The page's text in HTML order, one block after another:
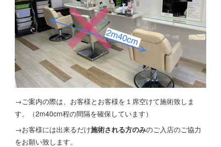
→ご案内の際は、お客様とお客様を１席空けて施術致しま
す。（2m40cm程の間隔を確保しています）
→お客様には出来るだけ施術される方のみのご入店のご協力
をお願い致します。